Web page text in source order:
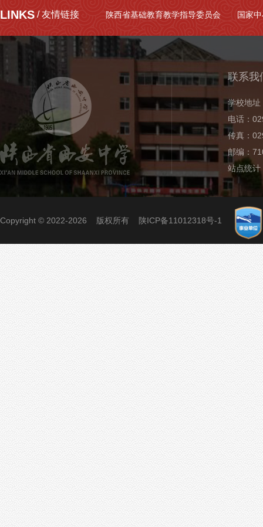
LINKS / 友情链接 陕西省基础教育教学指导委员会 国家
联系我
学校地址
电话：
传真：
邮编：
站点统计
Copyright © 2022-2026 版权所有 陕ICP备11012318号-1